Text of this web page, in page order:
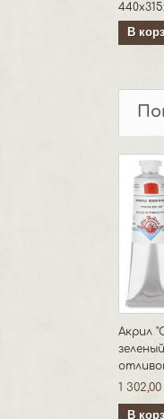
В
Акрил
1
В